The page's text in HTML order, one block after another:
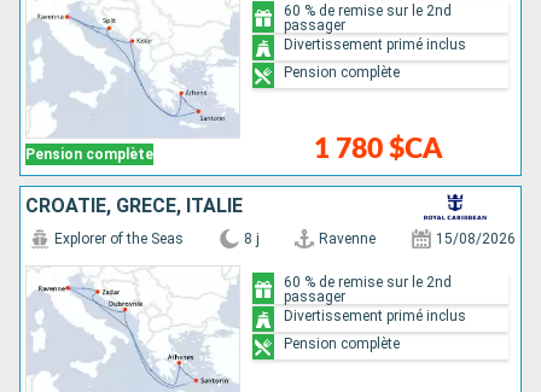
Pension complète 1 780 $CA
60 % de remise sur le 2nd
passager
Divertissement primé inclus
Pension complète
CROATIE, GRÈCE, ITALIE
Explorer of the Seas 8 j Ravenne 15/08/2026
60 % de remise sur le 2nd
passager
Divertissement primé inclus
Pension complète